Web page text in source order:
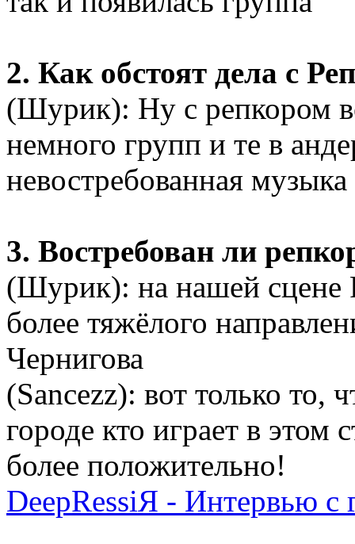
2. Как обстоят дела с
(Шурик): Ну с репкором
немного групп и те в
невостребованная
3. Востребован ли
(Шурик): на нашей сцене
более тяжёлого
Чернигова
(Sancezz): вот только
городе кто играет в этом
более положительно!
DeepRessiЯ - Интервью с